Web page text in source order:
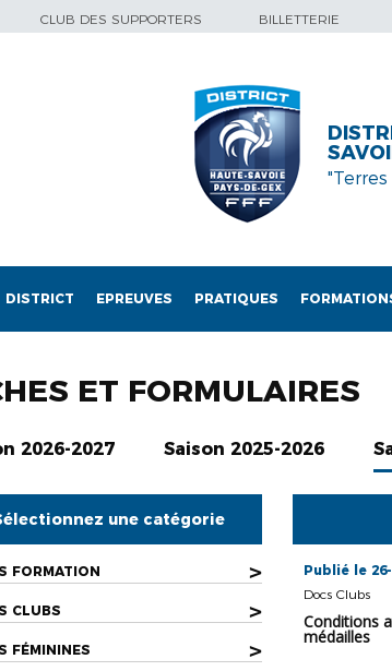
CLUB DES SUPPORTERS BILLETTERIE
DISTRICT EPREUVES PRATIQUES
ET FORMULAIRES
2026-2027 Saison 2025-2026
une catégorie
FORMATION >
CLUBS >
FÉMININES >
Publié le 26-
Docs Clubs
Conditions
médailles